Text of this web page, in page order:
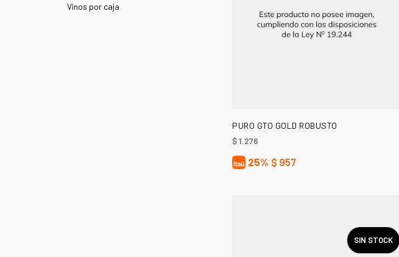
Vinos por caja
LEER MÁS
PURO GTO GOLD ROBUSTO
$1.276
25% $ 957
SIN STOCK